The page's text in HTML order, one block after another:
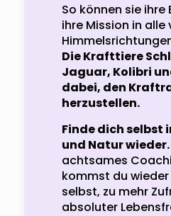
So können sie
ihre Mission in alle
Die Krafttiere
Jaguar, Kolibri
dabei, den
herzustellen.
Finde dich selbst
und Natur wieder.
achtsames
kommst du wieder
selbst, zu mehr
absoluter